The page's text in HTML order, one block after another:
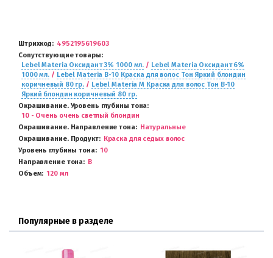
Штрихкод
4952195619603
Сопутствующие товары
Lebel Materia Оксидант 3% 1000 мл. / Lebel Materia Оксидант 6%
1000 мл. / Lebel Materia B-10 Краска для волос Тон Яркий блондин
коричневый 80 гр. / Lebel Materia M Краска для волос Тон B-10
Яркий блондин коричневый 80 гр.
Окрашивание. Уровень глубины тона
10 - Очень очень светлый блондин
Окрашивание. Направление тона
Натуральные
Окрашивание. Продукт
Краска для седых волос
Уровень глубины тона
10
Направление тона
B
Объем
120 мл
Популярные в разделе